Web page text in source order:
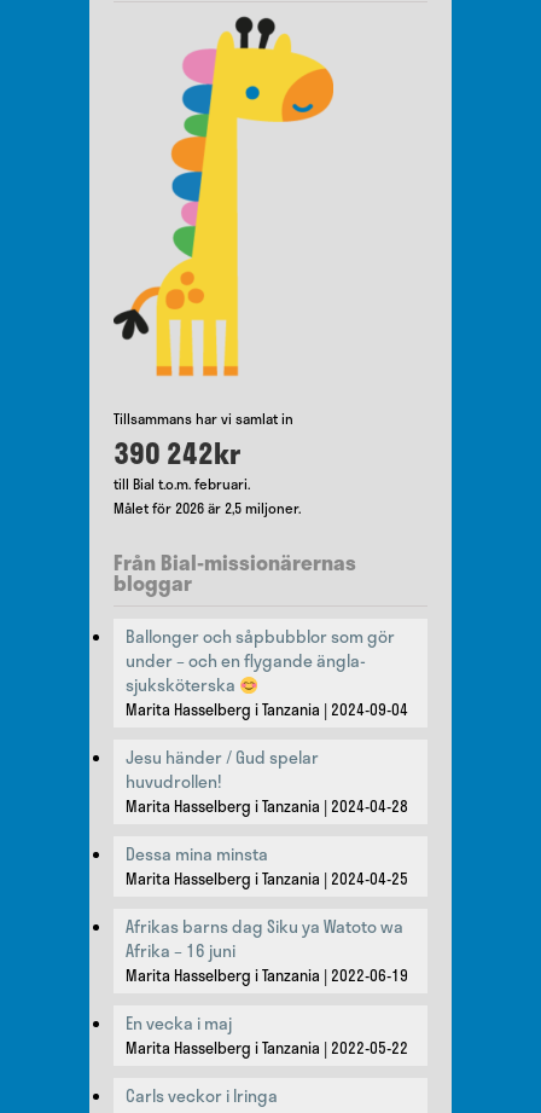
Tillsammans har vi samlat in
390 242kr
till Bial t.o.m. februari.
Målet för 2026 är 2,5 miljoner.
Från Bial-missionärernas
bloggar
Ballonger och såpbubblor som gör
under – och en flygande ängla-
sjuksköterska
Marita Hasselberg i Tanzania 2024-09-04
Jesu händer / Gud spelar
huvudrollen!
Marita Hasselberg i Tanzania 2024-04-28
Dessa mina minsta
Marita Hasselberg i Tanzania 2024-04-25
Afrikas barns dag Siku ya Watoto wa
Afrika – 16 juni
Marita Hasselberg i Tanzania 2022-06-19
En vecka i maj
Marita Hasselberg i Tanzania 2022-05-22
Carls veckor i Iringa